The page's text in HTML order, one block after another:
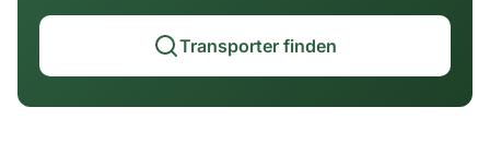
Transporter finden